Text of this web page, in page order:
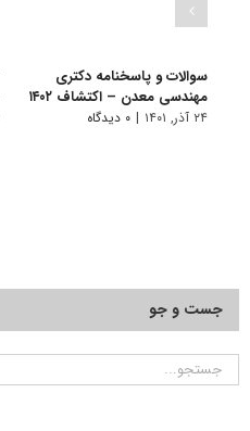
سوالات و پاسخنامه دکتری
مهندسی معدن – اکتشاف ۱۴۰۲
۲۴ آذر, ۱۴۰۱ | ۰ دیدگاه
جست و جو
جستجو